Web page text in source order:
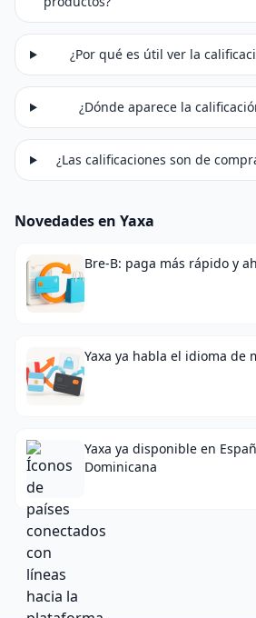
¿Por qué es útil ver la
¿Dónde aparece la
¿Las calificaciones son de
Novedades en Yaxa
Bre-B: paga más rápido y
Yaxa ya habla el idioma de
Yaxa ya disponible en
Dominicana